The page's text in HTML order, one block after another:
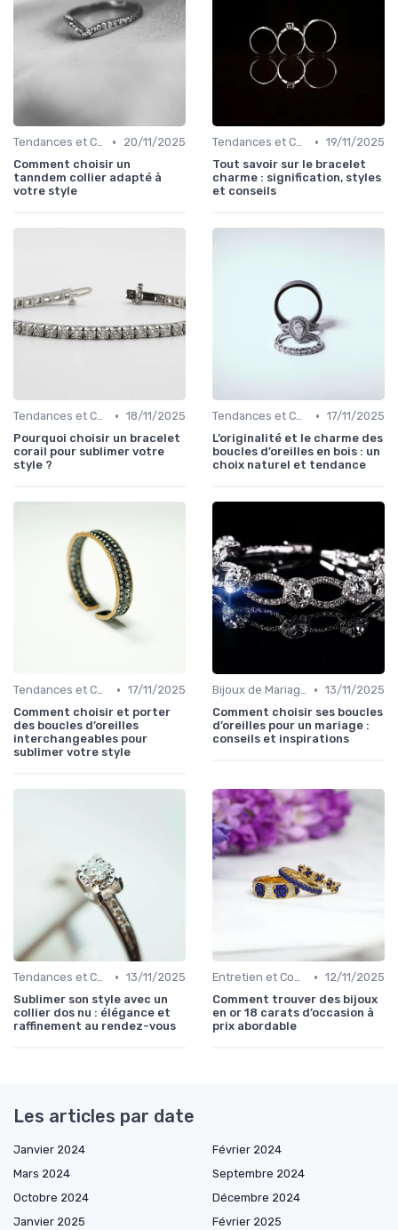
Tendances et Conseils de Style •
20/11/2025
Comment choisir un
tanndem collier adapté à
votre style
Tendances et Conseils de Style • 19/11/2025
Tout savoir sur le bracelet
charme : signification, styles
et conseils
Tendances et Conseils de Style • 18/11/2025
Pourquoi choisir un bracelet
corail pour sublimer votre
style ?
Tendances et Conseils de Style • 17/11/2025
L’originalité et le charme des
boucles d’oreilles en bois : un
choix naturel et tendance
Tendances et Conseils de Style • 17/11/2025
Comment choisir et porter
des boucles d’oreilles
interchangeables pour
sublimer votre style
Bijoux de Mariage et de Fiançailles • 13/11/2025
Comment choisir ses boucles
d’oreilles pour un mariage :
conseils et inspirations
Tendances et Conseils de Style • 13/11/2025
Sublimer son style avec un
collier dos nu : élégance et
raffinement au rendez-vous
Entretien et Conservation des Bijoux • 12/11/2025
Comment trouver des bijoux
en or 18 carats d’occasion à
prix abordable
Les articles par date
Janvier 2024
Février 2024
Mars 2024
Septembre 2024
Octobre 2024
Décembre 2024
Janvier 2025
Février 2025